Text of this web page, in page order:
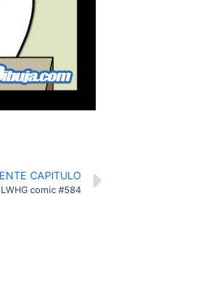
CAPITULO
LWHG comic #584